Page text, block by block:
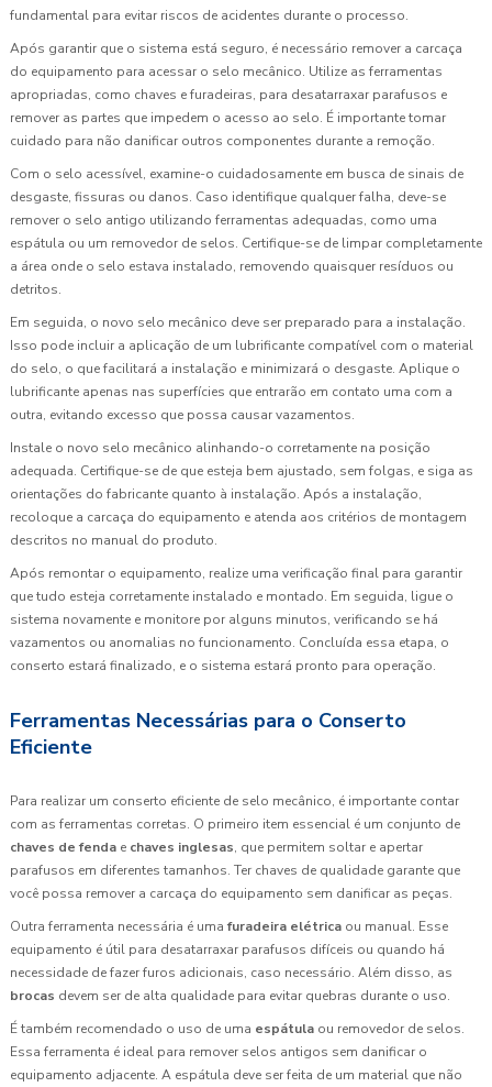
fundamental para evitar riscos de acidentes durante o processo.
Após garantir que o sistema está seguro, é necessário remover a carcaça
do equipamento para acessar o selo mecânico. Utilize as ferramentas
apropriadas, como chaves e furadeiras, para desatarraxar parafusos e
remover as partes que impedem o acesso ao selo. É importante tomar
cuidado para não danificar outros componentes durante a remoção.
Com o selo acessível, examine-o cuidadosamente em busca de sinais de
desgaste, fissuras ou danos. Caso identifique qualquer falha, deve-se
remover o selo antigo utilizando ferramentas adequadas, como uma
espátula ou um removedor de selos. Certifique-se de limpar completamente
a área onde o selo estava instalado, removendo quaisquer resíduos ou
detritos.
Em seguida, o novo selo mecânico deve ser preparado para a instalação.
Isso pode incluir a aplicação de um lubrificante compatível com o material
do selo, o que facilitará a instalação e minimizará o desgaste. Aplique o
lubrificante apenas nas superfícies que entrarão em contato uma com a
outra, evitando excesso que possa causar vazamentos.
Instale o novo selo mecânico alinhando-o corretamente na posição
adequada. Certifique-se de que esteja bem ajustado, sem folgas, e siga as
orientações do fabricante quanto à instalação. Após a instalação,
recoloque a carcaça do equipamento e atenda aos critérios de montagem
descritos no manual do produto.
Após remontar o equipamento, realize uma verificação final para garantir
que tudo esteja corretamente instalado e montado. Em seguida, ligue o
sistema novamente e monitore por alguns minutos, verificando se há
vazamentos ou anomalias no funcionamento. Concluída essa etapa, o
conserto estará finalizado, e o sistema estará pronto para operação.
Ferramentas Necessárias para o Conserto
Eficiente
Para realizar um conserto eficiente de selo mecânico, é importante contar
com as ferramentas corretas. O primeiro item essencial é um conjunto de
chaves de fenda e chaves inglesas, que permitem soltar e apertar
parafusos em diferentes tamanhos. Ter chaves de qualidade garante que
você possa remover a carcaça do equipamento sem danificar as peças.
Outra ferramenta necessária é uma furadeira elétrica ou manual. Esse
equipamento é útil para desatarraxar parafusos difíceis ou quando há
necessidade de fazer furos adicionais, caso necessário. Além disso, as
brocas devem ser de alta qualidade para evitar quebras durante o uso.
É também recomendado o uso de uma espátula ou removedor de selos.
Essa ferramenta é ideal para remover selos antigos sem danificar o
equipamento adjacente. A espátula deve ser feita de um material que não